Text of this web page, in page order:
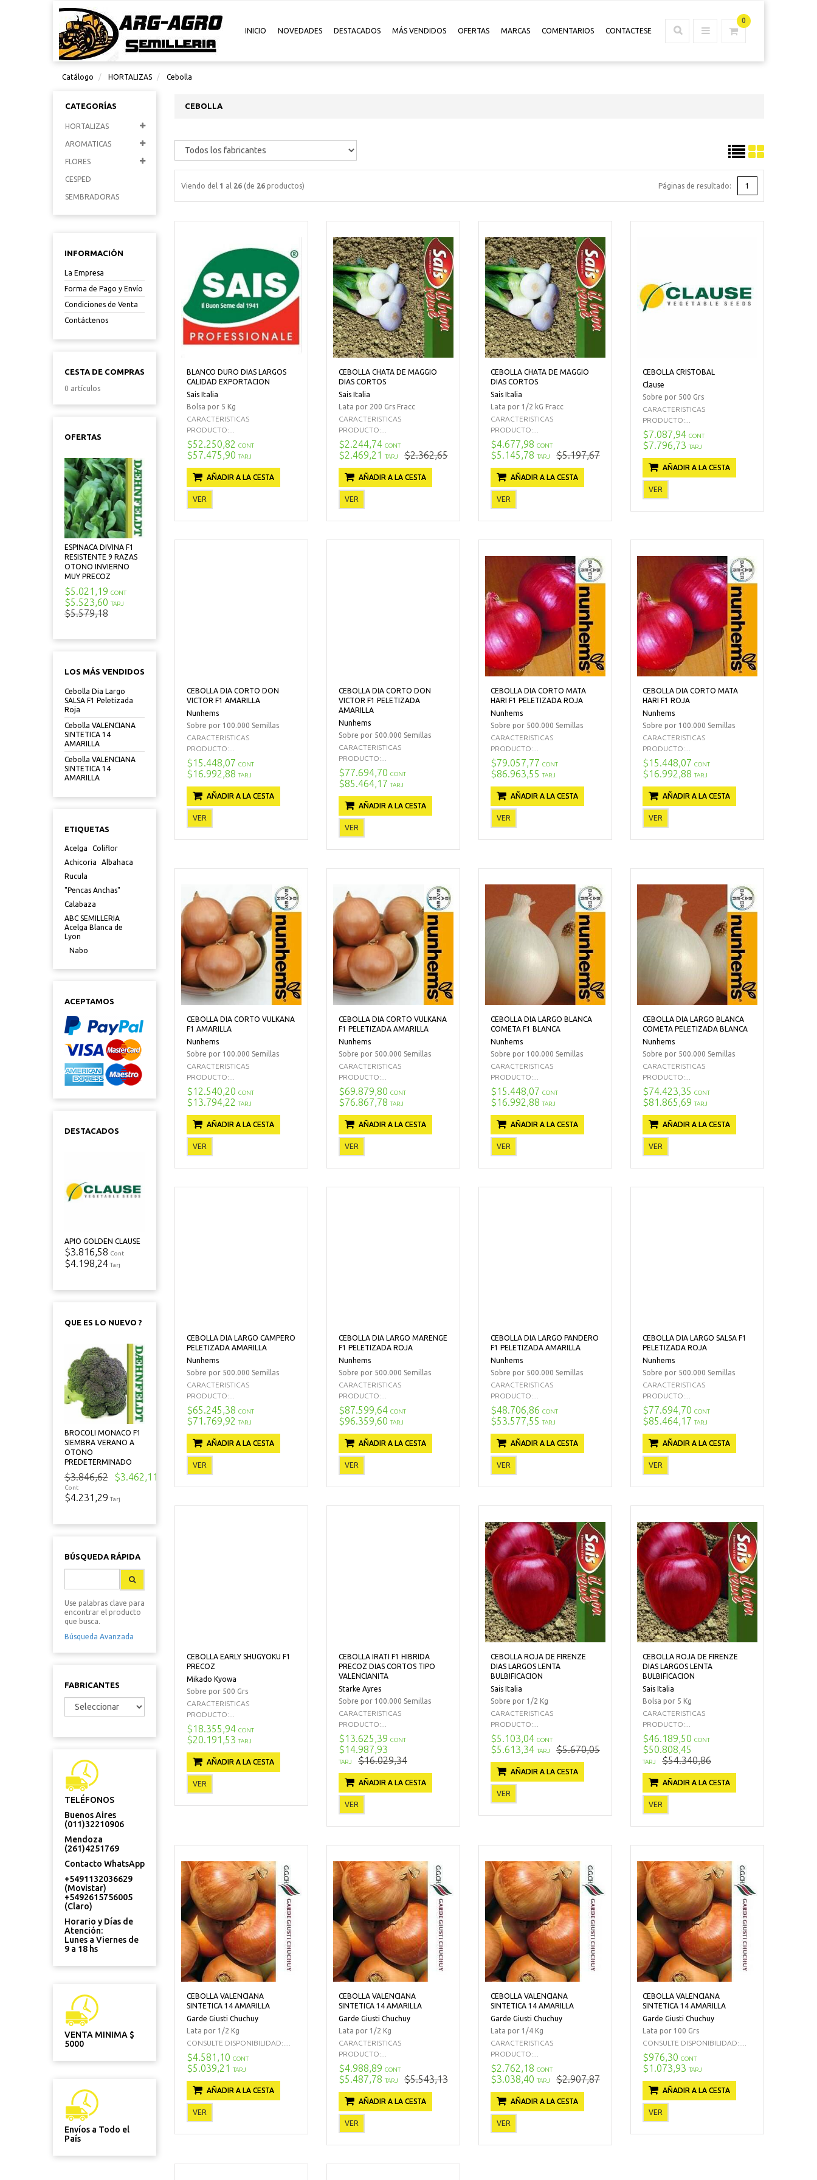
INICIO NOVEDADES DESTACADOS MÁS VENDIDOS OFERTAS MARCAS COMENTARIOS CONTACTESE
0
Catálogo HORTALIZAS Cebolla
CATEGORÍAS
HORTALIZAS
AROMATICAS
FLORES
CESPED
SEMBRADORAS
INFORMACIÓN
La Empresa
Forma de Pago y Envío
Condiciones de Venta
Contáctenos
CESTA DE COMPRAS
0 artículos
OFERTAS
ESPINACA DIVINA F1
RESISTENTE 9 RAZAS
OTONO INVIERNO
MUY PRECOZ
$5.021,19 CONT
$5.523,60 TARJ
$5.579,18
LOS MÁS VENDIDOS
Cebolla Dia Largo
SALSA F1 Peletizada
Roja
Cebolla VALENCIANA
SINTETICA 14
AMARILLA
Cebolla VALENCIANA
SINTETICA 14
AMARILLA
ETIQUETAS
Acelga
Coliflor
Achicoria
Albahaca
Rucula
"Pencas Anchas"
Calabaza
ABC SEMILLERIA
Acelga Blanca de
Lyon
Nabo
ACEPTAMOS
DESTACADOS
APIO GOLDEN CLAUSE
$3.816,58 Cont
$4.198,24 Tarj
QUE ES LO NUEVO ?
BROCOLI MONACO F1
SIEMBRA VERANO A
OTONO
PREDETERMINADO
$3.846,62 $3.462,11
Cont
$4.231,29 Tarj
BÚSQUEDA RÁPIDA
Use palabras clave para
encontrar el producto
que busca.
Búsqueda Avanzada
FABRICANTES
TELÉFONOS
Buenos Aires
(011)32210906
Mendoza
(261)4251769
Contacto WhatsApp
+5491132036629
(Movistar)
+5492615756005
(Claro)
Horario y Días de
Atención:
Lunes a Viernes de
9 a 18 hs
VENTA MINIMA $
5000
Envíos a Todo el
País
CEBOLLA
Viendo del 1 al 26 (de 26 productos) 1
Páginas de resultado:
BLANCO DURO DIAS LARGOS
CALIDAD EXPORTACION
Sais Italia
Bolsa por 5 Kg
CARACTERISTICAS
PRODUCTO:...
$52.250,82 CONT
$57.475,90 TARJ
AÑADIR A LA CESTA
VER
CEBOLLA CHATA DE MAGGIO
DIAS CORTOS
Sais Italia
Lata por 200 Grs Fracc
CARACTERISTICAS
PRODUCTO:...
$2.244,74 CONT
$2.469,21 TARJ $2.362,65
AÑADIR A LA CESTA
VER
CEBOLLA CHATA DE MAGGIO
DIAS CORTOS
Sais Italia
Lata por 1/2 kG Fracc
CARACTERISTICAS
PRODUCTO:...
$4.677,98 CONT
$5.145,78 TARJ $5.197,67
AÑADIR A LA CESTA
VER
CEBOLLA CRISTOBAL
Clause
Sobre por 500 Grs
CARACTERISTICAS
PRODUCTO:...
$7.087,94 CONT
$7.796,73 TARJ
AÑADIR A LA CESTA
VER
CEBOLLA DIA CORTO DON
VICTOR F1 AMARILLA
Nunhems
Sobre por 100.000 Semillas
CARACTERISTICAS
PRODUCTO:...
$15.448,07 CONT
$16.992,88 TARJ
AÑADIR A LA CESTA
VER
CEBOLLA DIA CORTO DON
VICTOR F1 PELETIZADA
AMARILLA
Nunhems
Sobre por 500.000 Semillas
CARACTERISTICAS
PRODUCTO:...
$77.694,70 CONT
$85.464,17 TARJ
AÑADIR A LA CESTA
VER
CEBOLLA DIA CORTO MATA
HARI F1 PELETIZADA ROJA
Nunhems
Sobre por 500.000 Semillas
CARACTERISTICAS
PRODUCTO:...
$79.057,77 CONT
$86.963,55 TARJ
AÑADIR A LA CESTA
VER
CEBOLLA DIA CORTO MATA
HARI F1 ROJA
Nunhems
Sobre por 100.000 Semillas
CARACTERISTICAS
PRODUCTO:...
$15.448,07 CONT
$16.992,88 TARJ
AÑADIR A LA CESTA
VER
CEBOLLA DIA CORTO VULKANA
F1 AMARILLA
Nunhems
Sobre por 100.000 Semillas
CARACTERISTICAS
PRODUCTO:...
$12.540,20 CONT
$13.794,22 TARJ
AÑADIR A LA CESTA
VER
CEBOLLA DIA CORTO VULKANA
F1 PELETIZADA AMARILLA
Nunhems
Sobre por 500.000 Semillas
CARACTERISTICAS
PRODUCTO:...
$69.879,80 CONT
$76.867,78 TARJ
AÑADIR A LA CESTA
VER
CEBOLLA DIA LARGO BLANCA
COMETA F1 BLANCA
Nunhems
Sobre por 100.000 Semillas
CARACTERISTICAS
PRODUCTO:...
$15.448,07 CONT
$16.992,88 TARJ
AÑADIR A LA CESTA
VER
CEBOLLA DIA LARGO BLANCA
COMETA PELETIZADA BLANCA
Nunhems
Sobre por 500.000 Semillas
CARACTERISTICAS
PRODUCTO:...
$74.423,35 CONT
$81.865,69 TARJ
AÑADIR A LA CESTA
VER
CEBOLLA DIA LARGO CAMPERO
PELETIZADA AMARILLA
Nunhems
Sobre por 500.000 Semillas
CARACTERISTICAS
PRODUCTO:...
$65.245,38 CONT
$71.769,92 TARJ
AÑADIR A LA CESTA
VER
CEBOLLA DIA LARGO MARENGE
F1 PELETIZADA ROJA
Nunhems
Sobre por 500.000 Semillas
CARACTERISTICAS
PRODUCTO:...
$87.599,64 CONT
$96.359,60 TARJ
AÑADIR A LA CESTA
VER
CEBOLLA DIA LARGO PANDERO
F1 PELETIZADA AMARILLA
Nunhems
Sobre por 500.000 Semillas
CARACTERISTICAS
PRODUCTO:...
$48.706,86 CONT
$53.577,55 TARJ
AÑADIR A LA CESTA
VER
CEBOLLA DIA LARGO SALSA F1
PELETIZADA ROJA
Nunhems
Sobre por 500.000 Semillas
CARACTERISTICAS
PRODUCTO:...
$77.694,70 CONT
$85.464,17 TARJ
AÑADIR A LA CESTA
VER
CEBOLLA EARLY SHUGYOKU F1
PRECOZ
Mikado Kyowa
Sobre por 500 Grs
CARACTERISTICAS
PRODUCTO:...
$18.355,94 CONT
$20.191,53 TARJ
AÑADIR A LA CESTA
VER
CEBOLLA IRATI F1 HIBRIDA
PRECOZ DIAS CORTOS TIPO
VALENCIANITA
Starke Ayres
Sobre por 100.000 Semillas
CARACTERISTICAS
PRODUCTO:...
$13.625,39 CONT
$14.987,93
TARJ $16.029,34
AÑADIR A LA CESTA
VER
CEBOLLA ROJA DE FIRENZE
DIAS LARGOS LENTA
BULBIFICACION
Sais Italia
Sobre por 1/2 Kg
CARACTERISTICAS
PRODUCTO:...
$5.103,04 CONT
$5.613,34 TARJ $5.670,05
AÑADIR A LA CESTA
VER
CEBOLLA ROJA DE FIRENZE
DIAS LARGOS LENTA
BULBIFICACION
Sais Italia
Bolsa por 5 Kg
CARACTERISTICAS
PRODUCTO:...
$46.189,50 CONT
$50.808,45
TARJ $54.340,86
AÑADIR A LA CESTA
VER
CEBOLLA VALENCIANA
SINTETICA 14 AMARILLA
Garde Giusti Chuchuy
Lata por 1/2 Kg
CONSULTE DISPONIBILIDAD:....
$4.581,10 CONT
$5.039,21 TARJ
AÑADIR A LA CESTA
VER
CEBOLLA VALENCIANA
SINTETICA 14 AMARILLA
Garde Giusti Chuchuy
Lata por 1/2 Kg
CARACTERISTICAS
PRODUCTO:...
$4.988,89 CONT
$5.487,78 TARJ $5.543,13
AÑADIR A LA CESTA
VER
CEBOLLA VALENCIANA
SINTETICA 14 AMARILLA
Garde Giusti Chuchuy
Lata por 1/4 Kg
CARACTERISTICAS
PRODUCTO:...
$2.762,18 CONT
$3.038,40 TARJ $2.907,87
AÑADIR A LA CESTA
VER
CEBOLLA VALENCIANA
SINTETICA 14 AMARILLA
Garde Giusti Chuchuy
Lata por 100 Grs
CONSULTE DISPONIBILIDAD:....
$976,30 CONT
$1.073,93 TARJ
AÑADIR A LA CESTA
VER